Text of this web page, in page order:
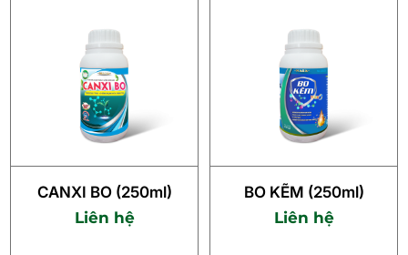
CANXI BO (250ml)
Liên hệ
BO KẼM (250ml)
Liên hệ